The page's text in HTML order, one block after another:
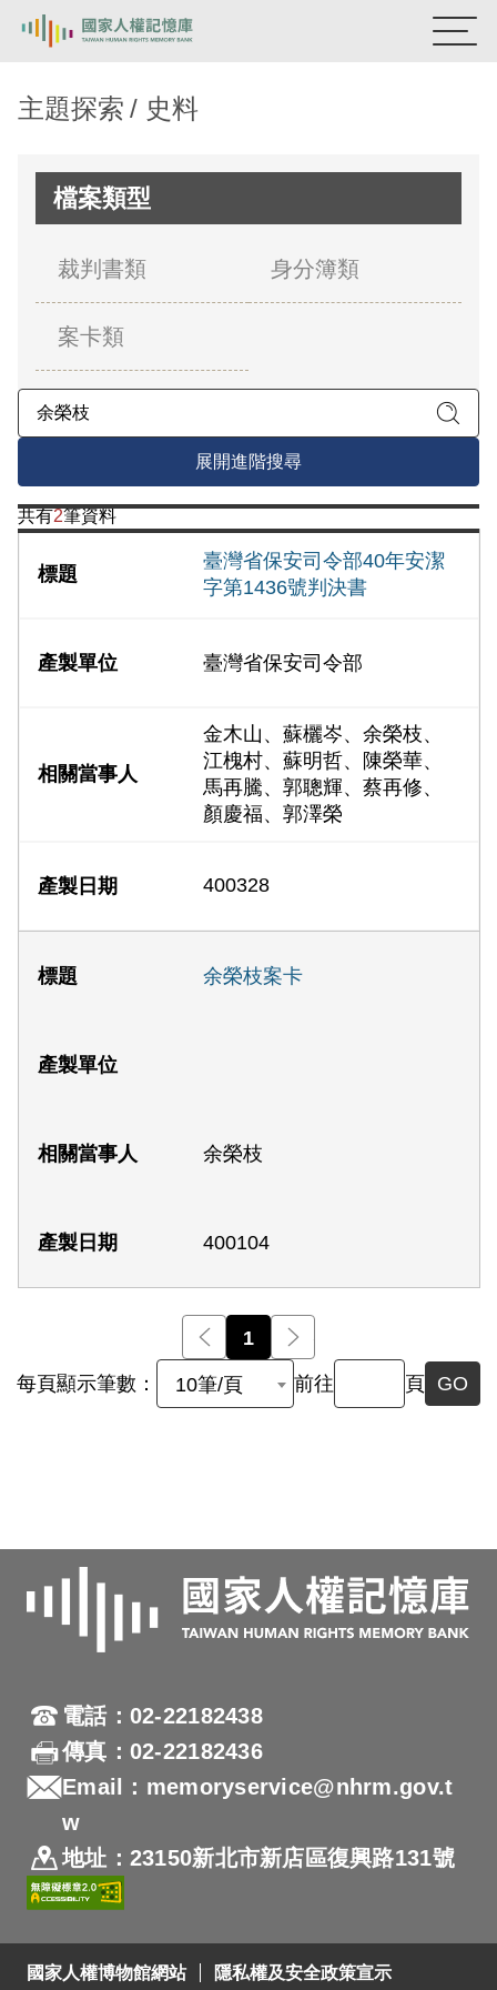
新生訓導處
關於我們
意見信箱
主題探索 史料
檔案類型
裁判書類 身分簿類
案卡類
展開進階搜尋
共有2筆資料
臺灣省保安司令部40年安潔
字第1436號判決書
臺灣省保安司令部
金木山、蘇欐岑、余榮枝、
江槐村、蘇明哲、陳榮華、
馬再騰、郭聰輝、蔡再修、
顏慶福、郭澤榮
400328
余榮枝案卡
余榮枝
400104
前一頁
1
每頁顯示筆數： 10筆/頁 前往 頁 GO
電話：02-22182438
傳真：02-22182436
Email：memoryservice@nhrm.gov.t
w
地址：23150新北市新店區復興路131號
國家人權博物館網站 隱私權及安全政策宣示